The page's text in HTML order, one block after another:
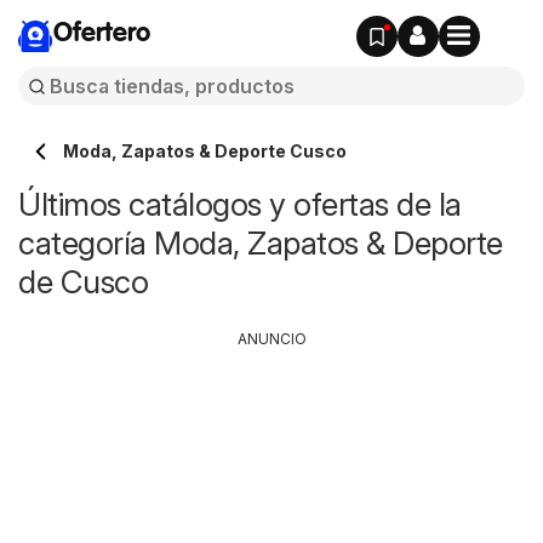
Ofertero
Moda, Zapatos & Deporte Cusco
Últimos catálogos y ofertas de la
categoría Moda, Zapatos & Deporte
de Cusco
ANUNCIO